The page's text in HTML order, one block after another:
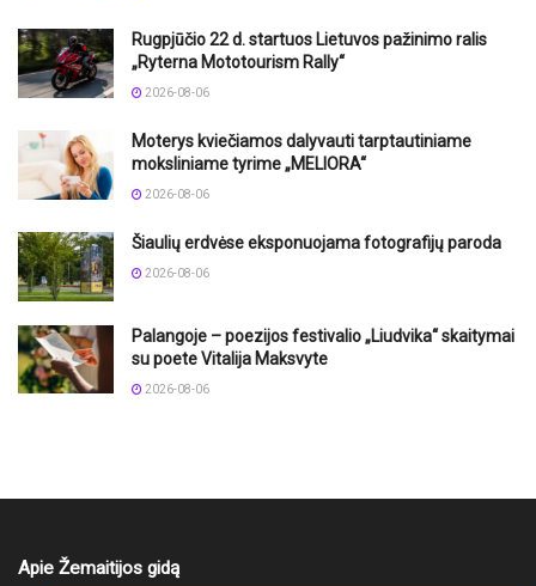
Rugpjūčio 22 d. startuos Lietuvos pažinimo ralis
„Ryterna Mototourism Rally“
2026-08-06
Moterys kviečiamos dalyvauti tarptautiniame
moksliniame tyrime „MELIORA“
2026-08-06
Šiaulių erdvėse eksponuojama fotografijų paroda
2026-08-06
Palangoje – poezijos festivalio „Liudvika“ skaitymai
su poete Vitalija Maksvyte
2026-08-06
Apie Žemaitijos gidą